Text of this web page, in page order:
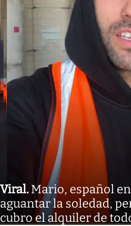
Viral. Mario, español
aguantar la soledad,
cubro el alquiler de